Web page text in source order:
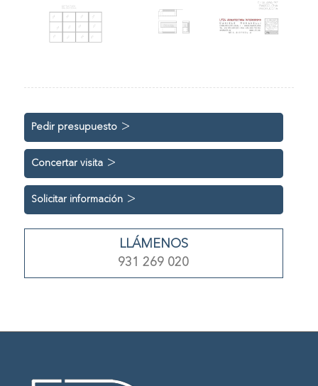
Pedir presupuesto
Concertar visita
Solicitar información
LLÁMENOS
931 269 020